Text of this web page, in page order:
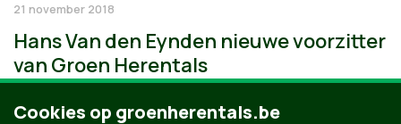
21 november 2018
Hans Van den Eynden nieuwe voorzitter
van Groen Herentals
Cookies op groenherentals.be